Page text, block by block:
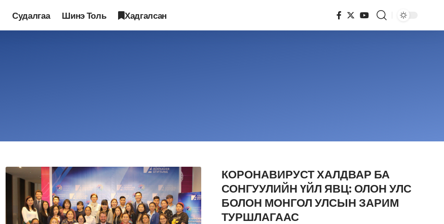
Судалгаа Шинэ Толь Хадгалсан
КОРОНАВИРУСТ ХАЛДВАР БА
СОНГУУЛИЙН ҮЙЛ ЯВЦ: ОЛОН УЛС
БОЛОН МОНГОЛ УЛСЫН ЗАРИМ
ТУРШЛАГААС